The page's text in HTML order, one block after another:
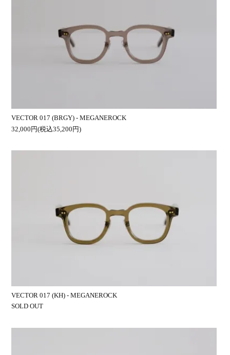
VECTOR 017 (BRGY) - MEGANEROCK
32,000円(税込35,200円)
VECTOR 017 (KH) - MEGANEROCK
SOLD OUT